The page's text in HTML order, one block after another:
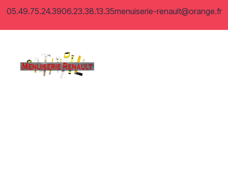
05.49.75.24.3906.23.38.13.35menuiserie-renault@orange.fr